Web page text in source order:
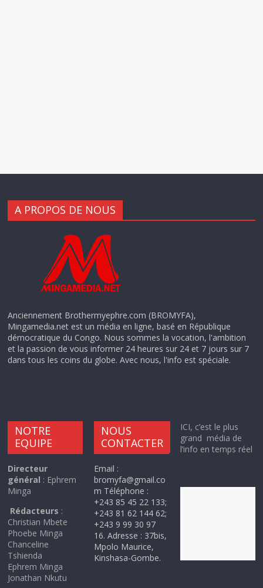
A PROPOS DE NOUS
Anciennement Brothermyephre.com (BROMYFA),
Mingamedia.net est un média en ligne, basé en République
démocratique du Congo. Nous sommes la vocation, l'ambition
et la passion de vous informer 24 heures sur 24 et 7 jours sur 7
dans tous les coins du globe. Avec nous, l'info est spéciale.
NOTRE
EQUIPE
Directeur
général : Ephrem
Minga
Rédacteurs :
Christian Mbete
Phoebe Minga
Chanceline
Tshienda
Ephrem Minga
Jonathan Nkutu
NOUS
CONTACTER
Email :
bromyfa@gmail.co
m Téléphone :
+243 85 45 22 133;
+243 81 62 144 62;
+243 9 99 30 97
16. Adresse : 37bis,
Mpolo Maurice,
Kinshasa-Gombe.
ICI, c’est le plus
grand média de
l’info en temps réel